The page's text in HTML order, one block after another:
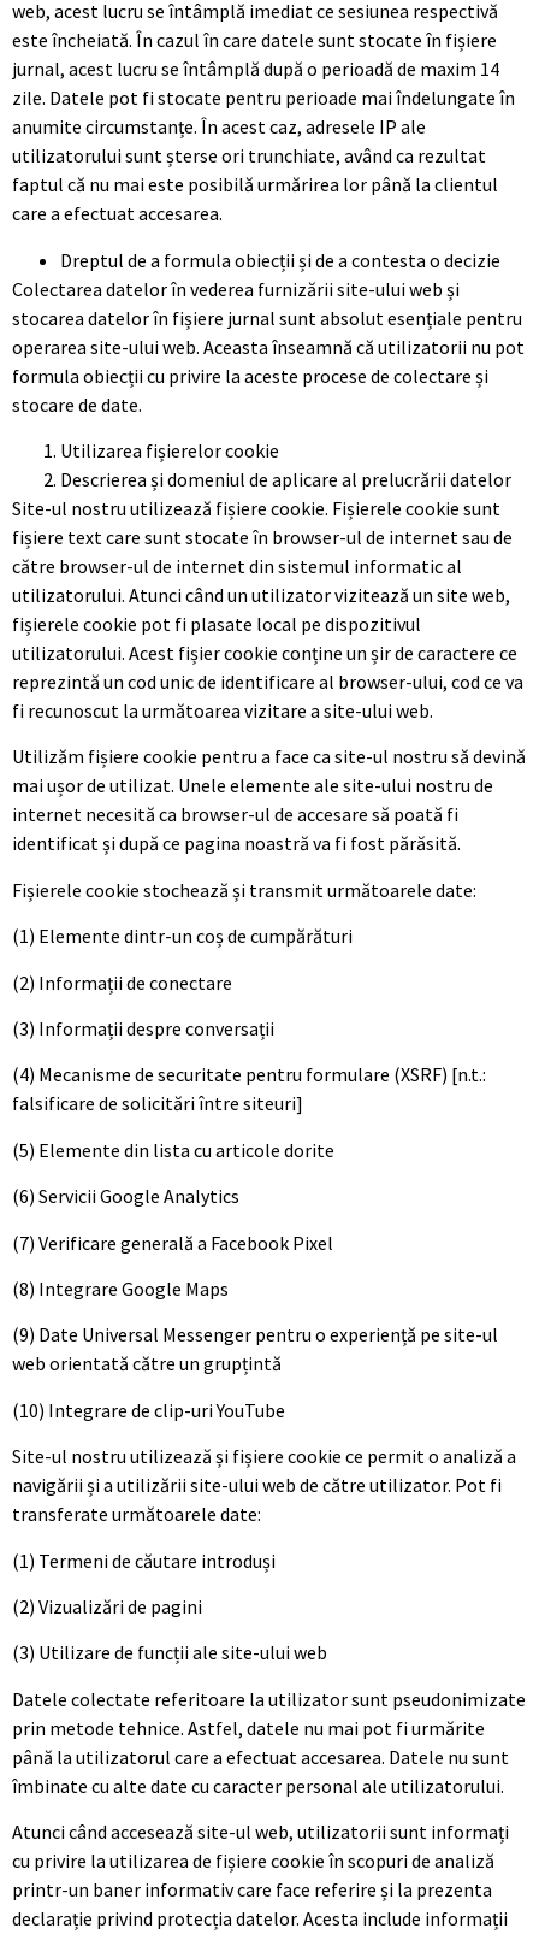
web, acest lucru se întâmplă imediat ce sesiunea respectivă
este încheiată. În cazul în care datele sunt stocate în fișiere
jurnal, acest lucru se întâmplă după o perioadă de maxim 14
zile. Datele pot fi stocate pentru perioade mai îndelungate în
anumite circumstanțe. În acest caz, adresele IP ale
utilizatorului sunt șterse ori trunchiate, având ca rezultat
faptul că nu mai este posibilă urmărirea lor până la clientul
care a efectuat accesarea.
Dreptul de a formula obiecții și de a contesta o decizie
Colectarea datelor în vederea furnizării site-ului web și
stocarea datelor în fișiere jurnal sunt absolut esențiale pentru
operarea site-ului web. Aceasta înseamnă că utilizatorii nu pot
formula obiecții cu privire la aceste procese de colectare și
stocare de date.
Utilizarea fișierelor cookie
Descrierea și domeniul de aplicare al prelucrării datelor
Site-ul nostru utilizează fișiere cookie. Fișierele cookie sunt
fișiere text care sunt stocate în browser-ul de internet sau de
către browser-ul de internet din sistemul informatic al
utilizatorului. Atunci când un utilizator vizitează un site web,
fișierele cookie pot fi plasate local pe dispozitivul
utilizatorului. Acest fișier cookie conține un șir de caractere ce
reprezintă un cod unic de identificare al browser-ului, cod ce va
fi recunoscut la următoarea vizitare a site-ului web.
Utilizăm fișiere cookie pentru a face ca site-ul nostru să devină
mai ușor de utilizat. Unele elemente ale site-ului nostru de
internet necesită ca browser-ul de accesare să poată fi
identificat și după ce pagina noastră va fi fost părăsită.
Fișierele cookie stochează și transmit următoarele date:
(1) Elemente dintr-un coș de cumpărături
(2) Informații de conectare
(3) Informații despre conversații
(4) Mecanisme de securitate pentru formulare (XSRF) [n.t.:
falsificare de solicitări între siteuri]
(5) Elemente din lista cu articole dorite
(6) Servicii Google Analytics
(7) Verificare generală a Facebook Pixel
(8) Integrare Google Maps
(9) Date Universal Messenger pentru o experiență pe site-ul
web orientată către un grupțintă
(10) Integrare de clip-uri YouTube
Site-ul nostru utilizează și fișiere cookie ce permit o analiză a
navigării și a utilizării site-ului web de către utilizator. Pot fi
transferate următoarele date:
(1) Termeni de căutare introduși
(2) Vizualizări de pagini
(3) Utilizare de funcții ale site-ului web
Datele colectate referitoare la utilizator sunt pseudonimizate
prin metode tehnice. Astfel, datele nu mai pot fi urmărite
până la utilizatorul care a efectuat accesarea. Datele nu sunt
îmbinate cu alte date cu caracter personal ale utilizatorului.
Atunci când accesează site-ul web, utilizatorii sunt informați
cu privire la utilizarea de fișiere cookie în scopuri de analiză
printr-un baner informativ care face referire și la prezenta
declarație privind protecția datelor. Acesta include informații